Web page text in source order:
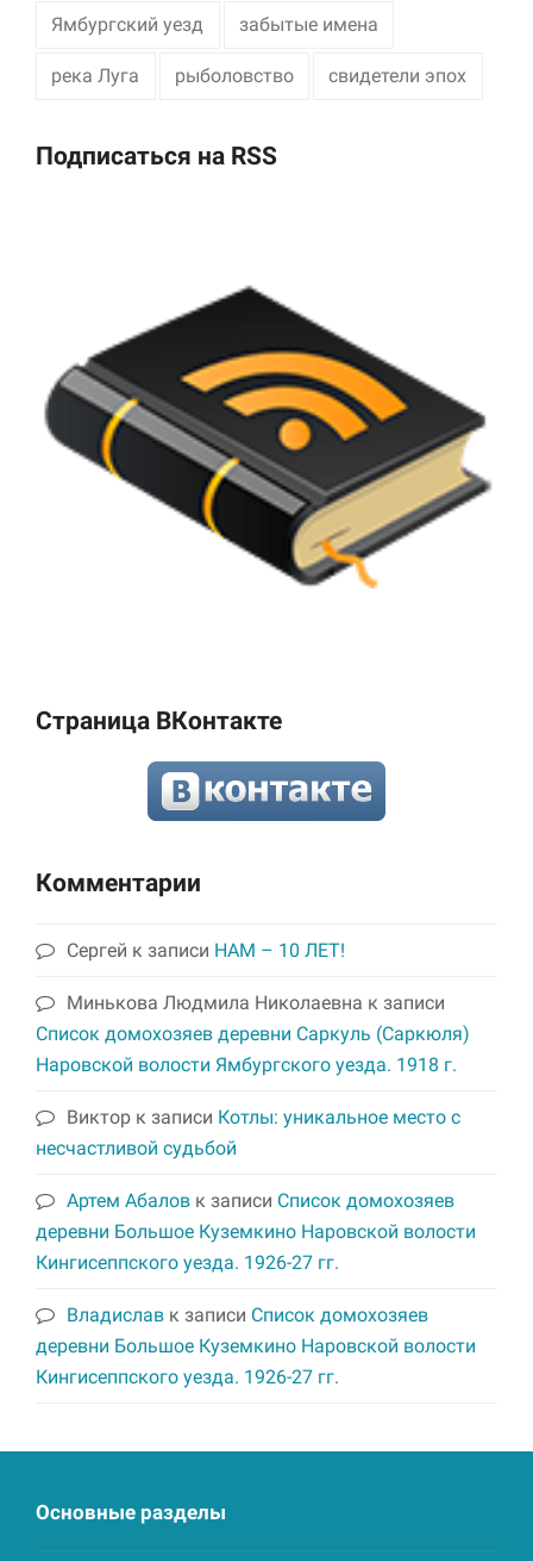
Ямбургский уезд забытые имена
река Луга рыболовство свидетели эпох
Подписаться на RSS
Страница ВКонтакте
Комментарии
Сергей к записи НАМ – 10 ЛЕТ!
Минькова Людмила Николаевна к записи
Список домохозяев деревни Саркуль (Саркюля)
Наровской волости Ямбургского уезда. 1918 г.
Виктор к записи Котлы: уникальное место с
несчастливой судьбой
Артем Абалов к записи Список домохозяев
деревни Большое Куземкино Наровской волости
Кингисеппского уезда. 1926-27 гг.
Владислав к записи Список домохозяев
деревни Большое Куземкино Наровской волости
Кингисеппского уезда. 1926-27 гг.
Основные разделы